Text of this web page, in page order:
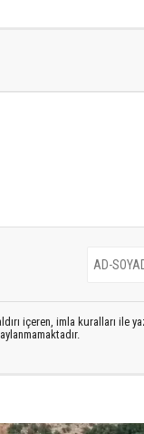
içeren, imla kuralları ile